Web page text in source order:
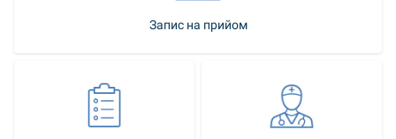
Запис на прийом